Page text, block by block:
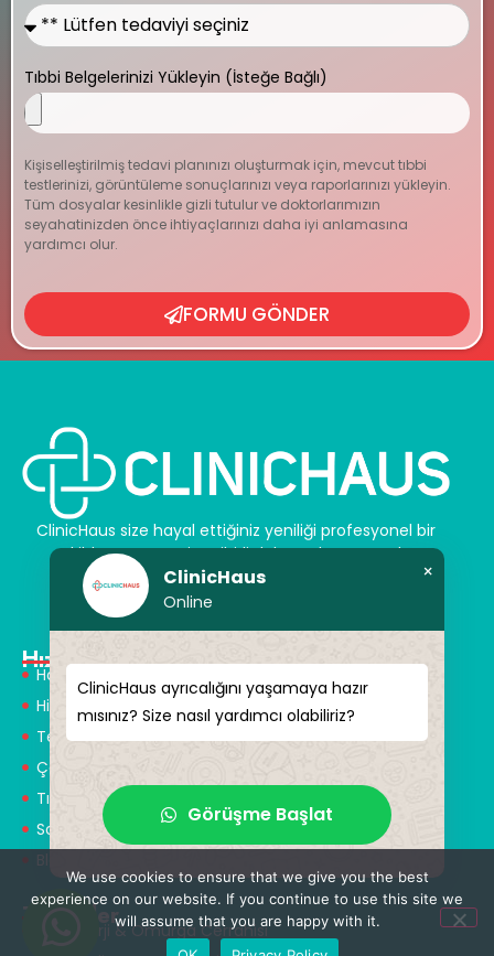
Tıbbi Belgelerinizi Yükleyin (İsteğe Bağlı)
Kişiselleştirilmiş tedavi planınızı oluşturmak için, mevcut tıbbi
testlerinizi, görüntüleme sonuçlarınızı veya raporlarınızı yükleyin.
Tüm dosyalar kesinlikle gizli tutulur ve doktorlarımızın
seyahatinizden önce ihtiyaçlarınızı daha iyi anlamasına
yardımcı olur.
FORMU GÖNDER
ClinicHaus size hayal ettiğiniz yeniliği profesyonel bir
şekilde sunar ve size sihirli dokunuşlar vaat eder.
Kendinize yeni bir “siz” kazandırın.
Hızlı Menü
Hakkımızda
Hizmetlerimiz
Tedaviler
Çözüm Ortakları
Tıbbi Tanışmanlar
Sağlık Turizmi
Blog
Tedaviler
Nöroşirürji & Omurga Cerrahisi
ClinicHaus
Online
×
ClinicHaus ayrıcalığını yaşamaya hazır
mısınız? Size nasıl yardımcı olabiliriz?
Görüşme Başlat
We use cookies to ensure that we give you the best
experience on our website. If you continue to use this site we
will assume that you are happy with it.